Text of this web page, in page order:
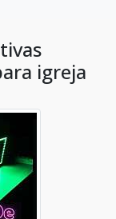
igreja